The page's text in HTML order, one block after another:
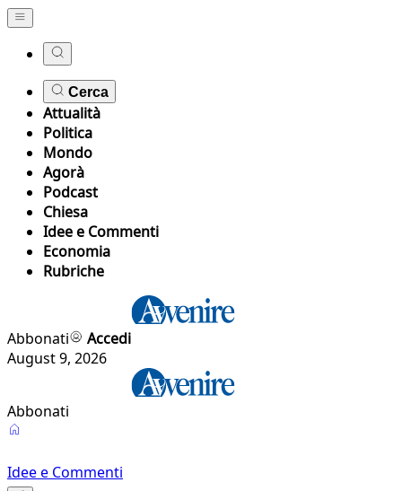
Cerca
Attualità
Politica
Mondo
Agorà
Podcast
Chiesa
Idee e Commenti
Economia
Rubriche
Abbonati
Accedi
August 9, 2026
Abbonati
Idee e Commenti